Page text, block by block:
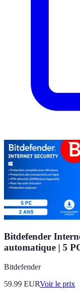
Bitdefender
automatique | 5
Bitdefender
59.99 EURVoir le prix